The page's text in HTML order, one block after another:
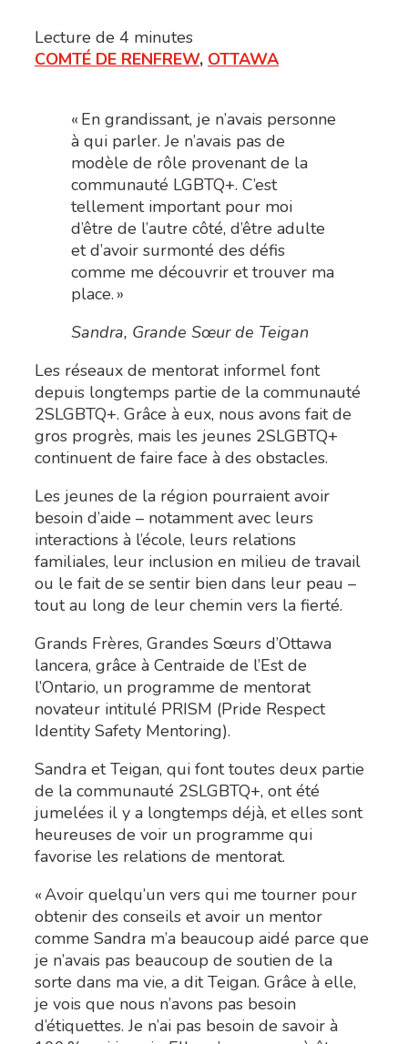
Lecture de 4 minutes
COMTÉ DE RENFREW, OTTAWA
« En grandissant, je n’avais personne
à qui parler. Je n’avais pas de
modèle de rôle provenant de la
communauté LGBTQ+. C’est
tellement important pour moi
d’être de l’autre côté, d’être adulte
et d’avoir surmonté des défis
comme me découvrir et trouver ma
place. »
Sandra, Grande Sœur de Teigan
Les réseaux de mentorat informel font
depuis longtemps partie de la communauté
2SLGBTQ+. Grâce à eux, nous avons fait de
gros progrès, mais les jeunes 2SLGBTQ+
continuent de faire face à des obstacles.
Les jeunes de la région pourraient avoir
besoin d’aide – notamment avec leurs
interactions à l’école, leurs relations
familiales, leur inclusion en milieu de travail
ou le fait de se sentir bien dans leur peau –
tout au long de leur chemin vers la fierté.
Grands Frères, Grandes Sœurs d’Ottawa
lancera, grâce à Centraide de l’Est de
l’Ontario, un programme de mentorat
novateur intitulé PRISM (Pride Respect
Identity Safety Mentoring).
Sandra et Teigan, qui font toutes deux partie
de la communauté 2SLGBTQ+, ont été
jumelées il y a longtemps déjà, et elles sont
heureuses de voir un programme qui
favorise les relations de mentorat.
« Avoir quelqu’un vers qui me tourner pour
obtenir des conseils et avoir un mentor
comme Sandra m’a beaucoup aidé parce que
je n’avais pas beaucoup de soutien de la
sorte dans ma vie, a dit Teigan. Grâce à elle,
je vois que nous n’avons pas besoin
d’étiquettes. Je n’ai pas besoin de savoir à